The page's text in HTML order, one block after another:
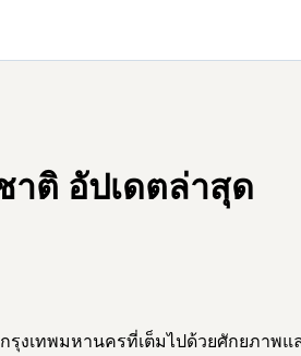
ติ อัปเดตล่าสุด
งเทพมหานครที่เต็มไปด้วยศักยภาพ